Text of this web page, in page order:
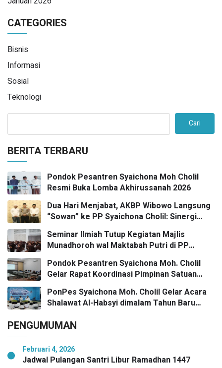
CATEGORIES
Bisnis
Informasi
Sosial
Teknologi
Cari
BERITA TERBARU
Pondok Pesantren Syaichona Moh Cholil
Resmi Buka Lomba Akhirussanah 2026
Dua Hari Menjabat, AKBP Wibowo Langsung
“Sowan” ke PP Syaichona Cholil: Sinergi
Kunci Bangkalan Madani
Seminar Ilmiah Tutup Kegiatan Majlis
Munadhoroh wal Maktabah Putri di PP
Pondok Pesantren Syaichona Moh. Cholil
Gelar Rapat Koordinasi Pimpinan Satuan
PonPes Syaichona Moh. Cholil Gelar Acara
Shalawat Al-Habsyi dimalam Tahun Baru
PENGUMUMAN
Februari 4, 2026
Jadwal Pulangan Santri Libur Ramadhan 1447